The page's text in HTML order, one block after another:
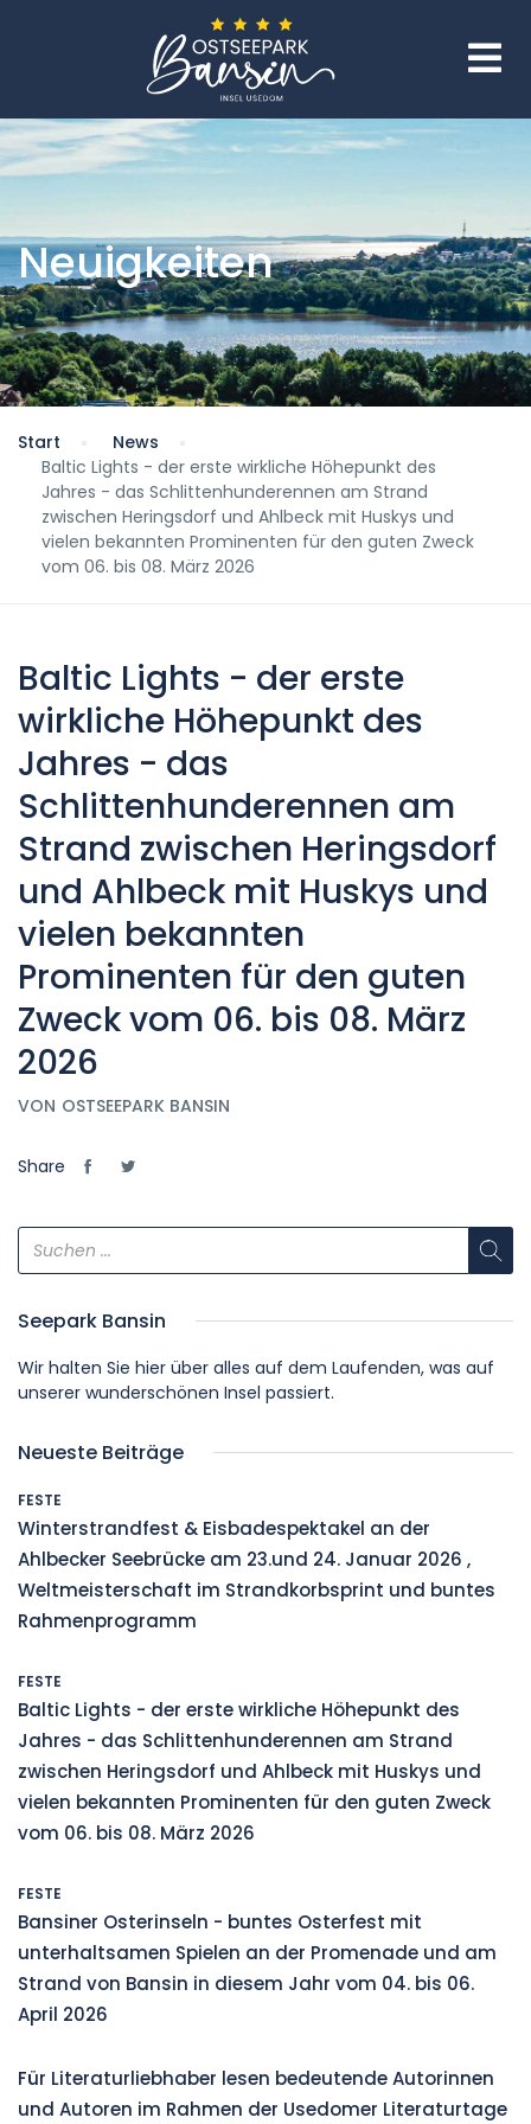
Neuigkeiten
Start
News
Baltic Lights - der erste wirkliche Höhepunkt des
Jahres - das Schlittenhunderennen am Strand
zwischen Heringsdorf und Ahlbeck mit Huskys und
vielen bekannten Prominenten für den guten Zweck
vom 06. bis 08. März 2026
Baltic Lights - der erste
wirkliche Höhepunkt des
Jahres - das
Schlittenhunderennen am
Strand zwischen Heringsdorf
und Ahlbeck mit Huskys und
vielen bekannten
Prominenten für den guten
Zweck vom 06. bis 08. März
2026
VON OSTSEEPARK BANSIN
Share
Seepark Bansin
Wir halten Sie hier über alles auf dem Laufenden, was auf
unserer wunderschönen Insel passiert.
Neueste Beiträge
FESTE
Winterstrandfest & Eisbadespektakel an der
Ahlbecker Seebrücke am 23.und 24. Januar 2026 ,
Weltmeisterschaft im Strandkorbsprint und buntes
Rahmenprogramm
FESTE
Baltic Lights - der erste wirkliche Höhepunkt des
Jahres - das Schlittenhunderennen am Strand
zwischen Heringsdorf und Ahlbeck mit Huskys und
vielen bekannten Prominenten für den guten Zweck
vom 06. bis 08. März 2026
FESTE
Bansiner Osterinseln - buntes Osterfest mit
unterhaltsamen Spielen an der Promenade und am
Strand von Bansin in diesem Jahr vom 04. bis 06.
April 2026
Für Literaturliebhaber lesen bedeutende Autorinnen
und Autoren im Rahmen der Usedomer Literaturtage